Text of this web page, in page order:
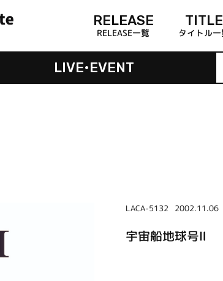
RELEASE
RELEASE一覧
TITLE
タイトル一
LIVE•EVENT
LACA-5132 2002.11.06
宇宙船地球号Ⅱ